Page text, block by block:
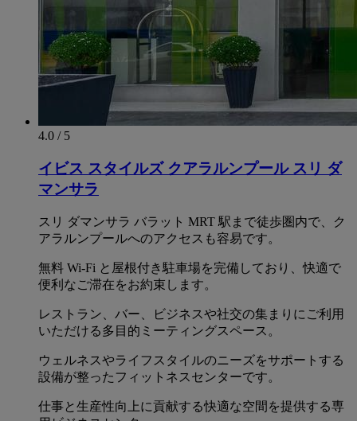
4.0 / 5
イビス スタイルズ クアラルンプール スリ ダ
マンサラ
スリ ダマンサラ バラット MRT 駅まで徒歩圏内で、ク
アラルンプールへのアクセスも容易です。
無料 Wi-Fi と屋根付き駐車場を完備しており、快適で
便利なご滞在をお約束します。
レストラン、バー、ビジネスや社交の集まりにご利用
いただける多目的ミーティングスペース。
ウェルネスやライフスタイルのニーズをサポートする
設備が整ったフィットネスセンターです。
仕事と生産性向上に貢献する快適な空間を提供する専